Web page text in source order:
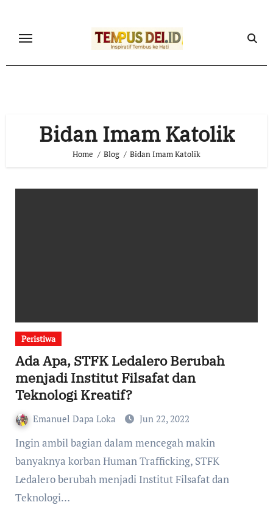
content
Bidan Imam Katolik
Home Blog Bidan Imam Katolik
Peristiwa
Ada Apa, STFK Ledalero Berubah
menjadi Institut Filsafat dan
Teknologi Kreatif?
Emanuel Dapa Loka Jun 22, 2022
Ingin ambil bagian dalam mencegah makin
banyaknya korban Human Trafficking, STFK
Ledalero berubah menjadi Institut Filsafat dan
Teknologi…